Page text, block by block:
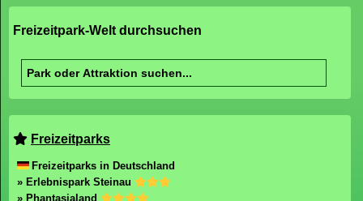
Freizeitpark-Welt durchsuchen
Freizeitparks
Freizeitparks in Deutschland
» Erlebnispark Steinau
» Phantasialand